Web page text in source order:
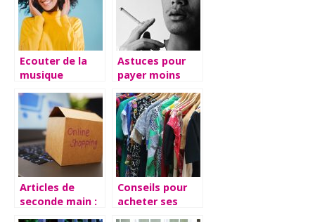
Ecouter de la
musique
son casque
audio
Astuces pour
payer moins
consommation
de nicotine.
Articles de
seconde main :
Conseils pour
acheter ses